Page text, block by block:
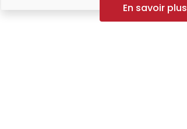
En savoir plus